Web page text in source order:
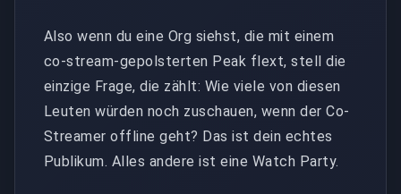
Also wenn du eine Org siehst, die mit einem
co-stream-gepolsterten Peak flext, stell die
einzige Frage, die zählt: Wie viele von diesen
Leuten würden noch zuschauen, wenn der Co-
Streamer offline geht? Das ist dein echtes
Publikum. Alles andere ist eine Watch Party.